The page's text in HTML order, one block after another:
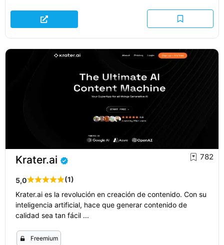
Krater.ai
5,0 (1)
782
Krater.ai es la revolución en creación de contenido. Con su
inteligencia artificial, hace que generar contenido de
calidad sea tan fácil ...
Freemium